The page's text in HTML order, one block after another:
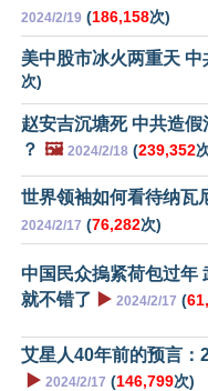
2024/2/19 (186,158次)
美中股市冰火两重天 中
次)
赵安吉沉塘死 中共造
？ 🖼️ 2024/2/18 (239,352
世界领袖如何看待纳瓦
2024/2/17 (76,282次)
中国民众摀紧荷包过年
就不错了 ▶️ 2024/2/17 (
艾星人40年前的预言：
▶️ 2024/2/17 (146,799次)